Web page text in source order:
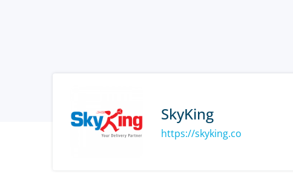
SkyKing
https://skyking.co